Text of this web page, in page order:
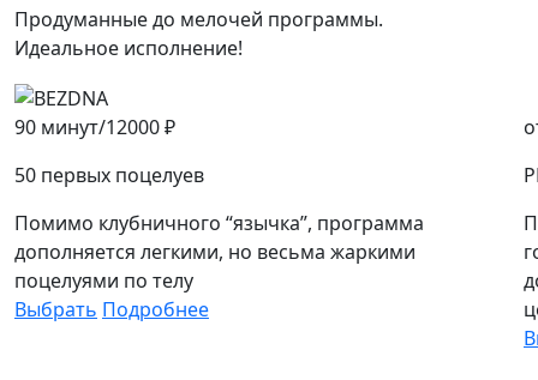
Продуманные до мелочей программы.
Идеальное исполнение!
90 минут/12000 ₽
50 первых поцелуев
Помимо клубничного “язычка”, программа
дополняется легкими, но весьма жаркими
поцелуями по телу
Выбрать Подробнее